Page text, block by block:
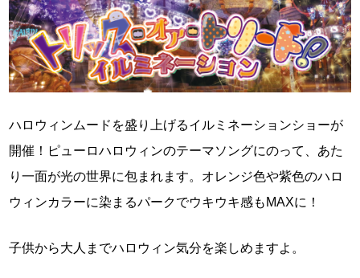
ハロウィンムードを盛り上げるイルミネーションショーが
開催！ピューロハロウィンのテーマソングにのって、あた
り一面が光の世界に包まれます。オレンジ色や紫色のハロ
ウィンカラーに染まるパークでウキウキ感もMAXに！
子供から大人までハロウィン気分を楽しめますよ。